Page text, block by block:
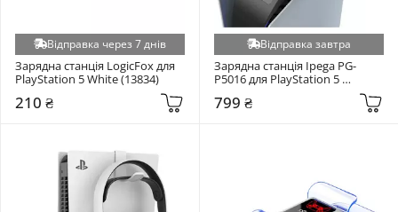
Відправка через 7 днів
Зарядна станція LogicFox для
PlayStation 5 White (13834)
210 ₴
Відправка завтра
Зарядна станція Ipega PG-
P5016 для PlayStation 5
799 ₴